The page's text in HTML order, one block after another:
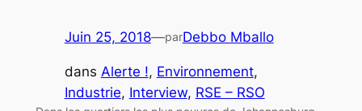
Juin 25, 2018—parDebbo Mballo
dans Alerte !, Environnement
Industrie, Interview, RSE – RSO